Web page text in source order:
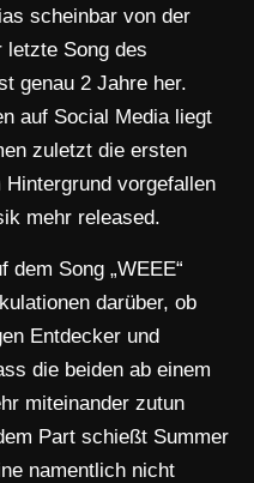
scheinbar von der
letzte Song des
genau 2 Jahre her.
auf Social Media liegt
zuletzt die ersten
vorgefallen
mehr released.
dem Song „WEEE“
darüber, ob
Entdecker und
die beiden ab einem
miteinander zutun
Part schießt Summer
namentlich nicht